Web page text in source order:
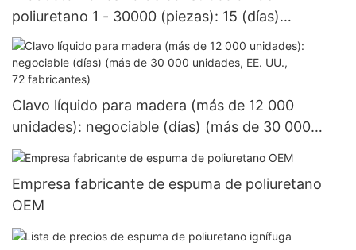
poliuretano 1 - 30000 (piezas): 15 (días)
>=30000 piezas US.3 Suministro
Clavo líquido para madera (más de 12 000
unidades): negociable (días) (más de 30 000
unidades, EE. UU., 72 fabricantes)
Empresa fabricante de espuma de poliuretano
OEM